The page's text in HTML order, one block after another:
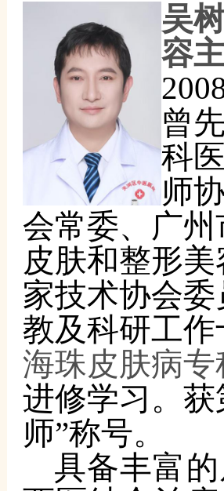
吴
容
曾
科
师
会常委、广
皮肤和整形
家技术协会
教及科研工
海珠皮肤病专
进修学习。获
师”称号。
具备丰富